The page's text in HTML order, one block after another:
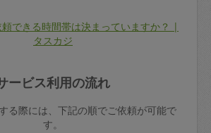
できる時間帯は決まっていますか？ |
タスカジ
ービス利用の流れ
る際には、下記の順でご依頼が可能で
す。